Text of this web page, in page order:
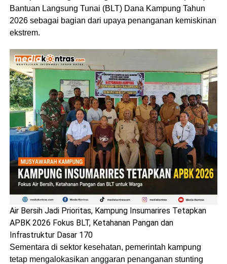
Bantuan Langsung Tunai (BLT) Dana Kampung Tahun
2026 sebagai bagian dari upaya penanganan kemiskinan
ekstrem.
Air Bersih Jadi Prioritas, Kampung Insumarires Tetapkan
APBK 2026 Fokus BLT, Ketahanan Pangan dan
Infrastruktur Dasar 170
Sementara di sektor kesehatan, pemerintah kampung
tetap mengalokasikan anggaran penanganan stunting